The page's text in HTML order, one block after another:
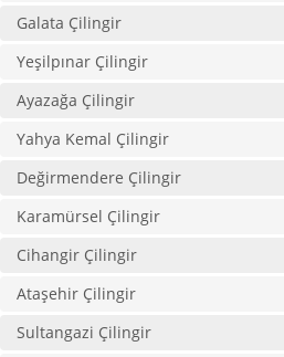
Galata Çilingir
Yeşilpınar Çilingir
Ayazağa Çilingir
Yahya Kemal Çilingir
Değirmendere Çilingir
Karamürsel Çilingir
Cihangir Çilingir
Ataşehir Çilingir
Sultangazi Çilingir